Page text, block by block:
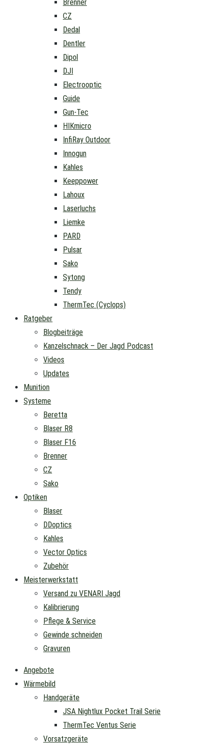
Brenner
CZ
Dedal
Dentler
Dipol
DJI
Electrooptic
Guide
Gun-Tec
HIKmicro
InfiRay Outdoor
Innogun
Kahles
Keeppower
Lahoux
Laserluchs
Liemke
PARD
Pulsar
Sako
Sytong
Tendy
ThermTec (Cyclops)
Ratgeber
Blogbeiträge
Kanzelschnack – Der Jagd Podcast
Videos
Updates
Munition
Systeme
Beretta
Blaser R8
Blaser F16
Brenner
CZ
Sako
Optiken
Blaser
DDoptics
Kahles
Vector Optics
Zubehör
Meisterwerkstatt
Versand zu VENARI Jagd
Kalibrierung
Pflege & Service
Gewinde schneiden
Gravuren
Angebote
Wärmebild
Handgeräte
JSA Nightlux Pocket Trail Serie
ThermTec Ventus Serie
Vorsatzgeräte